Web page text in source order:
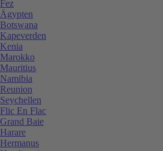
Fez
Ägypten
Botswana
Kapeverden
Kenia
Marokko
Mauritius
Namibia
Reunion
Seychellen
Flic En Flac
Grand Baie
Harare
Hermanus